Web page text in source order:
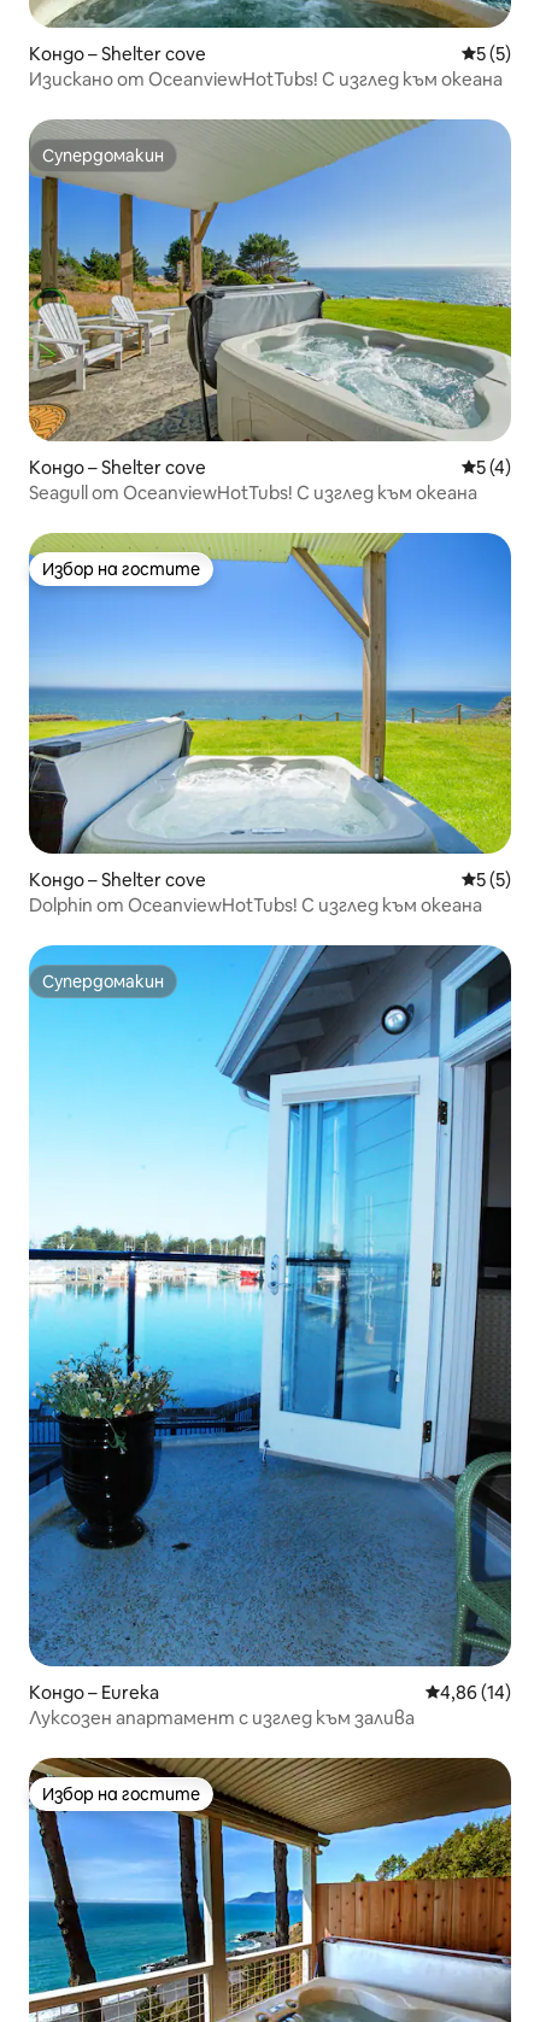
Кондо – Shelter cove Средна
5 (5)
Изискано от OceanviewHotTubs! С изглед към океана
Супердомакин
Супердомакин
Кондо – Shelter cove Средна
5 (4)
Seagull от OceanviewHotTubs! С изглед към океана
Избор на гостите
Избор на гостите
Кондо – Shelter cove Средна
5 (5)
Dolphin от OceanviewHotTubs! С изглед към океана
Супердомакин
Супердомакин
Кондо – Eureka Средна
4,86 (14)
Луксозен апартамент с изглед към залива
Избор на гостите
Избор на гостите